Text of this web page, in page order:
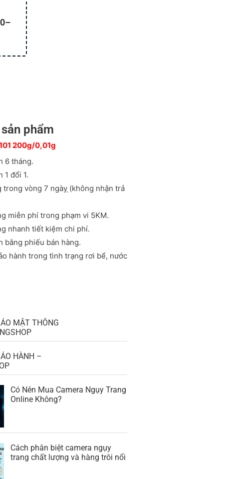
phẩm
200g/0,01g
6 tháng.
1 đổi 1.
trong vòng 7 ngày ̣̣(không nhận trả
miễn phí trong phạm vi 5KM.
nhanh tiết kiệm chi phí.
bằng phiếu bán hàng.
hành trong tình trạng rơi bể, nước
MẬT THÔNG
HÀNH –
Có Nên Mua Camera Ngụy Trang
Online Không?
Cách phân biệt camera ngụy
trang chất lượng và hàng trôi nổi